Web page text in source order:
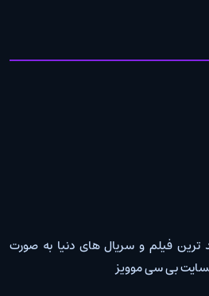
ترین فیلم و سریال های دنیا به صورت
بی سی موویز